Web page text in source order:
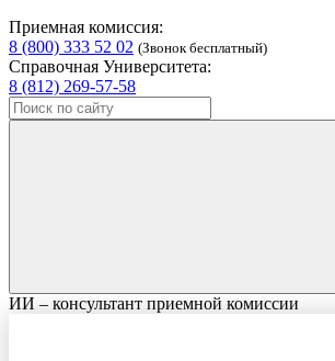
Приемная комиссия:
8 (800) 333 52 02 (Звонок бесплатный)
Справочная Университета:
8 (812) 269-57-58
ИИ – консультант приемной комиссии